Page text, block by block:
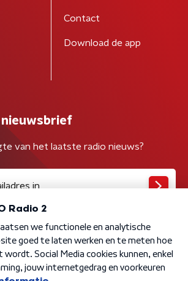
Contact
Download de app
nieuwsbrief
van het laatste radio nieuws?